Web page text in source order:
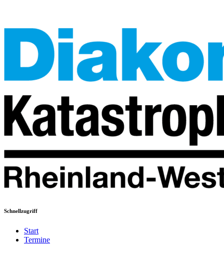
Schnellzugriff
Start
Termine